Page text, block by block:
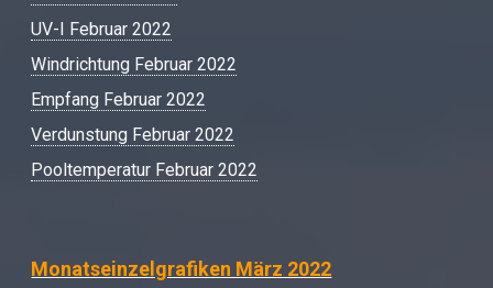
UV-I Februar 2022
Windrichtung Februar 2022
Empfang Februar 2022
Verdunstung Februar 2022
Pooltemperatur Februar 2022
Monatseinzelgrafiken März 2022